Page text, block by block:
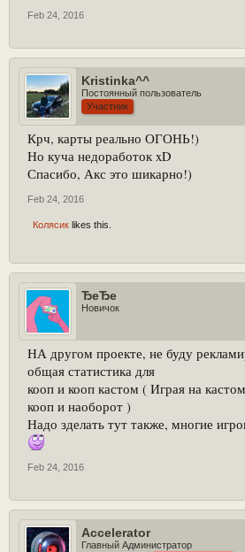
Feb 24, 2016
Kristinka^^
Постоянный пользователь
Участник
Крч, карты реально ОГОНЬ!)
Но куча недоработок xD
Спасибо, Акс это шикарно!)
Feb 24, 2016
Колясик likes this.
ЂeЂe
Новичок
НА другом проекте, не буду
общая статистика для
кооп и кооп кастом ( Играя на
кооп и наоборот )
Надо зделать тут также, многие
Feb 24, 2016
Accelerator
Главный Администратор